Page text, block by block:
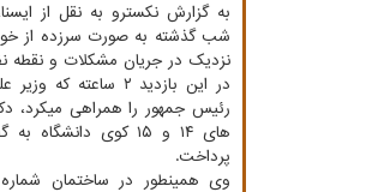
به گزارش نکسترو به نقل از
شب گذشته به صورت سرزده از
نزدیک در جریان مشکلات و نقطه
در این بازدید ۲
رئیس جمهور را همراهی میکرد،
های ۱۴ و ۱۵ کوی
پرداخت.